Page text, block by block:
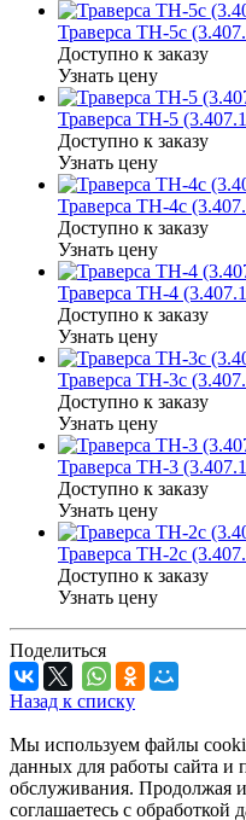
Траверса ТН-5с
Доступно к заказу
Узнать цену
Траверса ТН-5
Доступно к заказу
Узнать цену
Траверса ТН-4с
Доступно к заказу
Узнать цену
Траверса ТН-4
Доступно к заказу
Узнать цену
Траверса ТН-3с
Доступно к заказу
Узнать цену
Траверса ТН-3
Доступно к заказу
Узнать цену
Траверса ТН-2с
Доступно к заказу
Узнать цену
Поделиться
Назад к списку
Мы используем файлы
данных для работы сайта и
обслуживания. Продолжая
соглашаетесь с обработкой